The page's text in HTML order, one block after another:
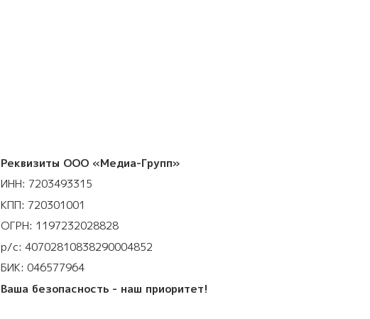
Реквизиты ООО «Медиа-Групп»
ИНН: 7203493315
КПП: 720301001
ОГРН: 1197232028828
р/с: 40702810838290004852
БИК: 046577964
Ваша безопасность - наш приоритет!